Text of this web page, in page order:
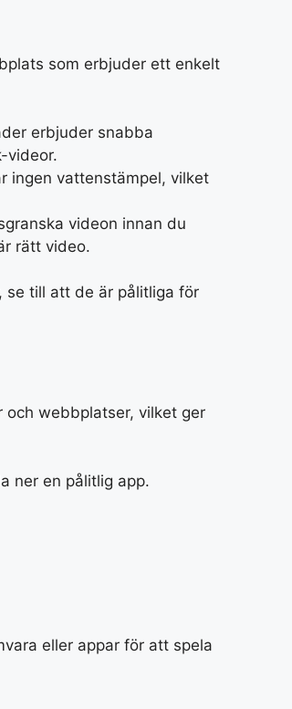
som erbjuder ett enkelt
erbjuder snabba
videor.
ingen vattenstämpel, vilket
videon innan du
rätt video.
se till att de är pålitliga för
och webbplatser, vilket ger
ner en pålitlig app.
eller appar för att spela